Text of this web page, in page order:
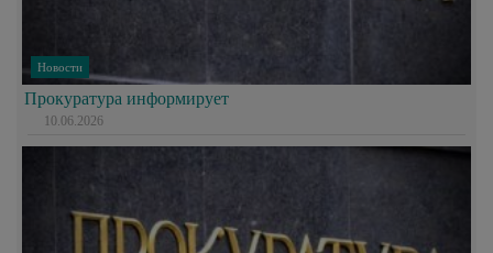
Новости
Прокуратура информирует
10.06.2026